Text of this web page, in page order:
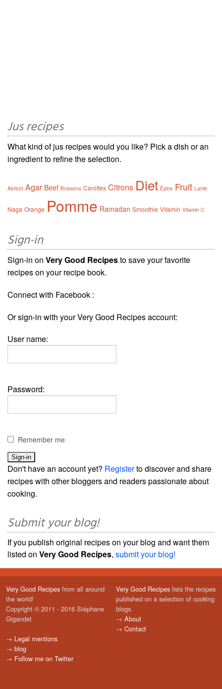
Jus recipes
What kind of jus recipes would you like? Pick a dish or an
ingredient to refine the selection.
Abricot Agar Beef Boissons Carottes Citrons Diet Épice Fruit Lamb
Naga Orange Pomme Ramadan Smoothie Vitamin Vitamin C
Sign-in
Sign-in on Very Good Recipesto save your favorite
recipes on your recipe book.
Connect with Facebook :
Or sign-in with your Very Good Recipes account:
User name:
Password:
Remember me
Don't have an account yet? Registerto discover and share
recipes with other bloggers and readers passionate about
cooking.
Submit your blog!
If you publish original recipes on your blog and want them
listed on Very Good Recipes, submit your blog!
Very Good Recipes from all around
the world!
Copyright © 2011 - 2016 Stéphane
Gigandet
→ Legal mentions
→ blog
→ Follow me on Twitter
Very Good Recipes lists the recipes
published on a selection of cooking
blogs.
→ About
→ Contact